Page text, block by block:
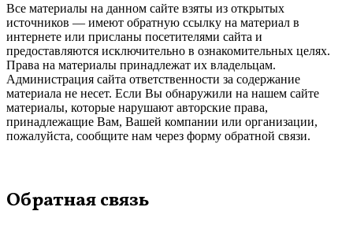
Все материалы на данном сайте взяты из открытых
источников — имеют обратную ссылку на материал в
интернете или присланы посетителями сайта и
предоставляются исключительно в ознакомительных целях.
Права на материалы принадлежат их владельцам.
Администрация сайта ответственности за содержание
материала не несет. Если Вы обнаружили на нашем сайте
материалы, которые нарушают авторские права,
принадлежащие Вам, Вашей компании или организации,
пожалуйста, сообщите нам через форму обратной связи.
Обратная связь